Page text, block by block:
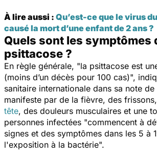
À lire aussi : Qu’est-ce que le virus
causé la mort d’une enfant de 2 ans ?
Quels sont les symptômes
psittacose ?
En règle générale, "la psittacose est
(moins d’un décès pour 100 cas)",
sanitaire internationale dans sa note
manifeste par de la fièvre, des
tête, des douleurs musculaires et une
personnes infectées "commencent à
signes et des symptômes dans les 5 à
l'exposition à la bactérie".